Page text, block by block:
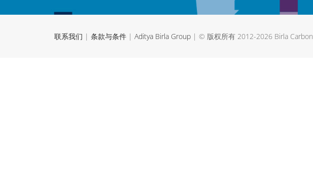
联系我们 |条款与条件 |Aditya Birla Group | © 版权所有 2012-2026 Birla Carbon